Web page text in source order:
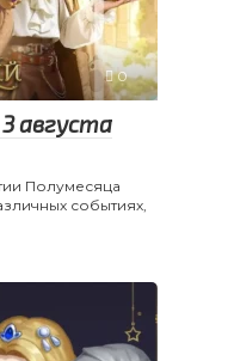
0
августа
Полумесяца
событиях,